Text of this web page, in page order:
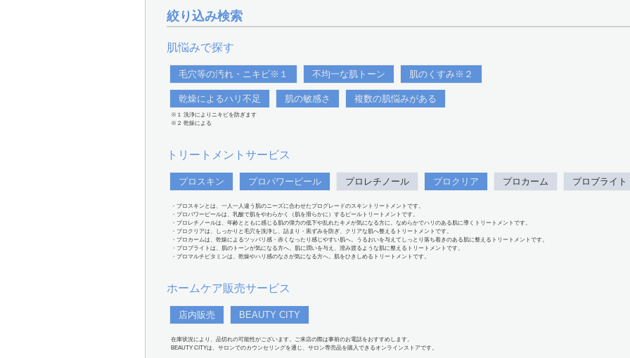
絞り込み検索
肌悩みで探す
毛穴等の汚れ・ニキビ※１ 不均一な肌トーン 肌のくすみ※２
乾燥によるハリ不足 肌の敏感さ 複数の肌悩みがある
※１ 洗浄によりニキビを防ぎます
※２ 乾燥による
トリートメントサービス
プロスキン プロパワーピール プロレチノール プロクリア プロカーム プロブライト
・プロスキンとは、一人一人違う肌のニーズに合わせたプログレードのスキントリートメントです。
・プロパワーピールは、乳酸で肌をやわらかく（肌を滑らかに）するピールトリートメントです。
・プロレチノールは、年齢とともに感じる肌の弾力の低下や乱れたキメが気になる方に。なめらかでハリのある肌に導くトリートメントです。
・プロクリアは、しっかりと毛穴を洗浄し、詰まり・黒ずみを防ぎ、クリアな肌へ整えるトリートメントです。
・プロカームは、乾燥によるツッパリ感・赤くなったり感じやすい肌へ。うるおいを与えてしっとり落ち着きのある肌に整えるトリートメントです。
・プロブライトは、肌のトーンが気になる方へ。肌に潤いを与え、澄み渡るような肌に整えるトリートメントです。
・プロマルチビタミンは、乾燥やハリ感のなさが気になる方へ。肌をひきしめるトリートメントです。
ホームケア販売サービス
店内販売 BEAUTY CITY
在庫状況により、品切れの可能性がございます。ご来店の際は事前のお電話をおすすめします。
BEAUTY CITYは、サロンでのカウンセリングを通じ、サロン専売品を購入できるオンラインストアです。